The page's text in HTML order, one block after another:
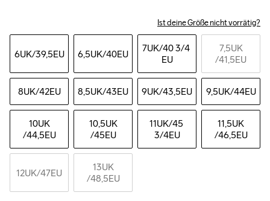
Ist deine Größe nicht vorrätig?
6UK/39,5EU 6,5UK/40EU 7UK/40 3/4
EU
7,5UK
/41,5EU
8UK/42EU 8,5UK/43EU 9UK/43,5EU 9,5UK/44EU
10UK
/44,5EU
10,5UK
/45EU
11UK/45
3/4EU
11,5UK
/46,5EU
12UK/47EU
13UK
/48,5EU